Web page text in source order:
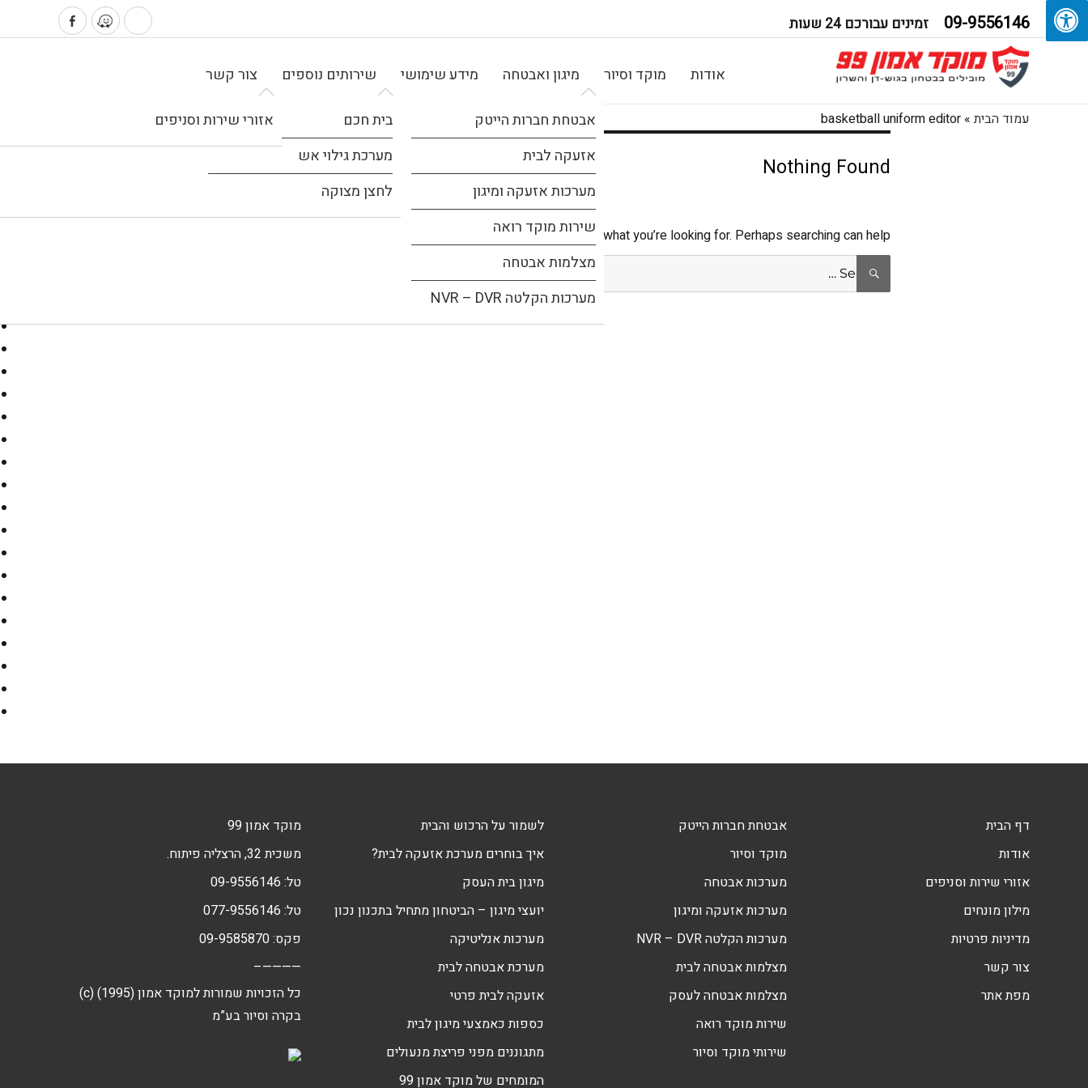
09-9556146 זמינים עבורכם 24 שעות
אודות מוקד וסיור מיגון ואבטחה
אבטחת חברות הייטק
אזעקה לבית
מערכות אזעקה ומיגון
שירות מוקד רואה
מצלמות אבטחה
מערכות הקלטה NVR – DVR
מידע שימושי שירותים נוספים
בית חכם
מערכת גילוי אש
לחצן מצוקה
צור קשר
אזורי שירות וסניפים עמוד הבית»
basketball uniform editor
Nothing Found
It seems we can’t find what you’re looking for. Perhaps searching can help.
Search
for:
SEARCH
דף הבית
אודות
אזורי שירות וסניפים
מילון מונחים
מדיניות פרטיות
צור קשר
מפת אתר
אבטחת חברות הייטק
מוקד וסיור
מערכות אבטחה
מערכות אזעקה ומיגון
מערכות הקלטה NVR – DVR
מצלמות אבטחה לבית
מצלמות אבטחה לעסק
שירות מוקד רואה
שירותי מוקד וסיור
לשמור על הרכוש והבית
איך בוחרים מערכת אזעקה לבית?
מיגון בית העסק
יועצי מיגון – הביטחון מתחיל בתכנון נכון
מערכות אנליטיקה
מערכת אבטחה לבית
אזעקה לבית פרטי
כספות כאמצעי מיגון לבית
מתגוננים מפני פריצת מנעולים
המומחים של מוקד אמון 99
מוקד אמון 99
משכית 32, הרצליה פיתוח.
טל: 09-9556146
טל: 077-9556146
פקס: 09-9585870
————–
(c) כל הזכויות שמורות למוקד אמון (1995)
בקרה וסיור בע”מ